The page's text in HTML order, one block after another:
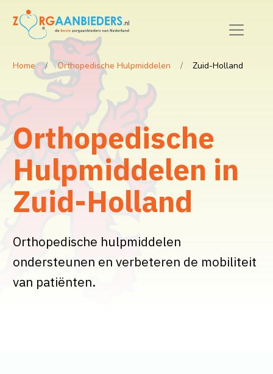
Home Orthopedische Hulpmiddelen Zuid-Holland
Orthopedische
Hulpmiddelen in
Zuid-Holland
Orthopedische hulpmiddelen
ondersteunen en verbeteren de mobiliteit
van patiënten.